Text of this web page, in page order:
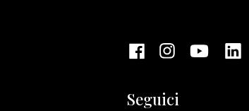
Seguici